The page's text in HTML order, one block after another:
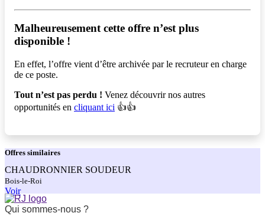
Malheureusement cette offre n’est plus
disponible !️
En effet, l’offre vient d’être archivée par le recruteur en charge
de ce poste.
Tout n’est pas perdu ! Venez découvrir nos autres
opportunités en cliquant ici 👍👍
Offres similaires
CHAUDRONNIER SOUDEUR
Bois-le-Roi
Voir
Qui sommes-nous ?